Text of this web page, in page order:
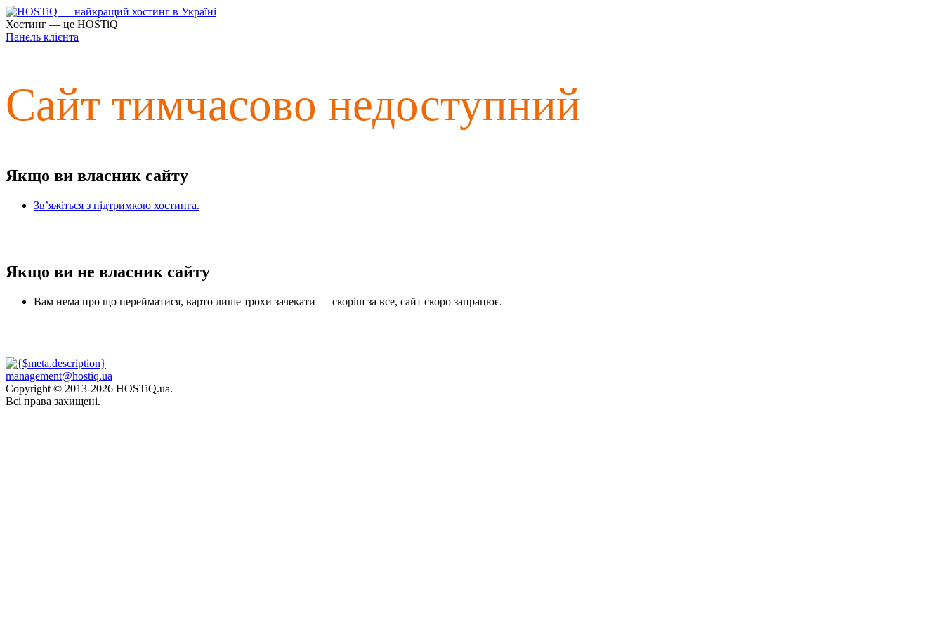
Хостинг — це HOSTiQ
Панель клієнта
Сайт тимчасово недоступний
Якщо ви власник сайту
Зв’яжіться з підтримкою хостинга.
Якщо ви не власник сайту
Вам нема про що перейматися, варто лише трохи зачекати — скоріш за все, сайт скоро запрацює.
management@hostiq.ua
Copyright © 2013-2026 HOSTiQ.ua.
Всі права захищені.